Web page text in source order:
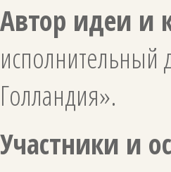
Автор идеи и
Голландия».
Участники и